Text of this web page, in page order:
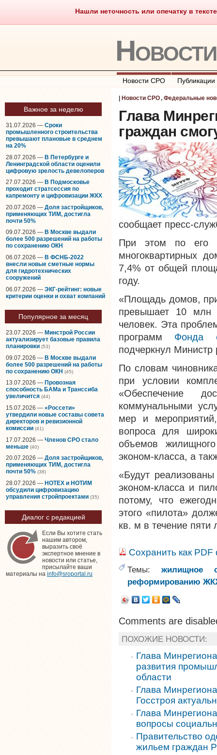
Нашли неточность или опечатку в
Саморегулирование Что
Новости СРО Публикации
Важное за неделю
31.07.2026 — Сроки
промышленного строительства
превышают плановые в среднем
на 20%
28.07.2026 — В Петербурге и
Ленинградской области оценили
цифровую зрелость девелоперов
27.07.2026 — В Подмосковье
проходит стратсессия по
капремонту и цифровизации ЖКХ
20.07.2026 — Доля застройщиков,
применяющих ТИМ, достигла
почти 50%
09.07.2026 — В Москве выдали
более 500 разрешений на работы
по сохранению ОКН
06.07.2026 — В ФСНБ-2022
внесли новые сметные нормы
для гидротехнических
сооружений
06.07.2026 — ЭКГ-рейтинг: новые
критерии оценки и охват компаний
Популярное за месяц
23.07.2026 — Минстрой России
актуализирует базовые правила
планировки (53)
09.07.2026 — В Москве выдали
более 500 разрешений на работы
по сохранению ОКН (45)
13.07.2026 — Провозная
способность БАМа и Транссиба
увеличится (44)
15.07.2026 — «Россети»
утвердили новые составы совета
директоров и ревизионной
комиссии (41)
17.07.2026 — Членов СРО стало
меньше (40)
20.07.2026 — Доля застройщиков,
применяющих ТИМ, достигла
почти 50% (38)
28.07.2026 — НОТЕХ и НОТИМ
обсудили цифровизацию
управления стройпроектами (35)
Диалог с редакцией
Если Вы хотите стать
нашим автором,
выразить своё
экспертное мнение в
новости или статье,
присылайте ваши
материалы на info@sroportal.ru
Новости СРО, Федеральные
Глава
граждан
сообщает пресс-
При этом по его
многоквартирных
7,4% от общей
году.
«Площадь домов,
превышает 10 млн
человек. Эта
программ Фонда
подчеркнул Министр
По словам
при условии
«Обеспечение
коммунальными
мер и
вопроса для
объемов
эконом-класса, а
«Будут
эконом-класса и
потому, что
этого «пилота»
кв. м в течение
Сохранить как
Темы: жилищное
реформированию
Comments are
ПОХОЖИЕ НОВОСТИ:
Глава
развития
области
Глава
Госстроя
Глава
вопросы
Правительство
жильем граждан